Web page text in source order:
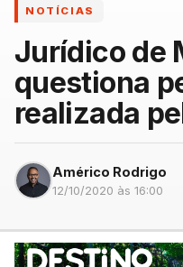
NOTÍCIAS
Jurídico de
questiona
realizada
Américo Rodrigo
12/10/2020 às 16:00